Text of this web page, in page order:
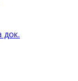
док.